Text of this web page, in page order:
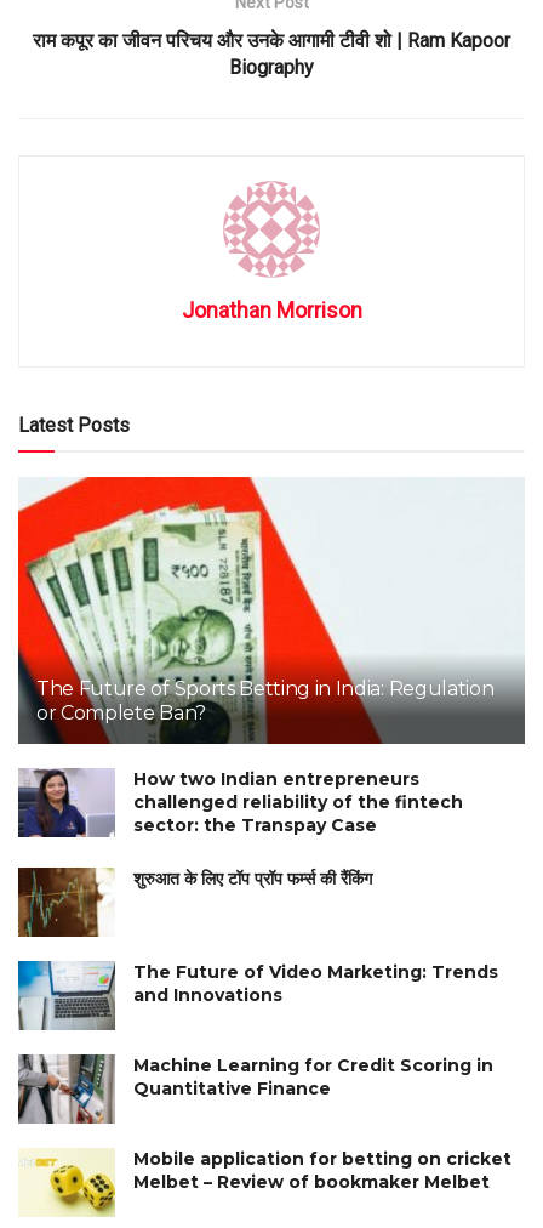
राम कपूर का जीवन परिचय और उनके आगामी टीवी शो | Ram Kapoor
Biography
Jonathan Morrison
Latest Posts
The Future of Sports Betting in India: Regulation
or Complete Ban?
How two Indian entrepreneurs
challenged reliability of the fintech
sector: the Transpay Case
शुरुआत के लिए टॉप प्रॉप फर्म्स की रैंकिंग
The Future of Video Marketing: Trends
and Innovations
Machine Learning for Credit Scoring in
Quantitative Finance
Mobile application for betting on cricket
Melbet – Review of bookmaker Melbet